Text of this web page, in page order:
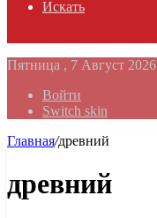
Искать
Пятница , 7 Август 2026
Войти
Switch skin
Главная/древний
древний